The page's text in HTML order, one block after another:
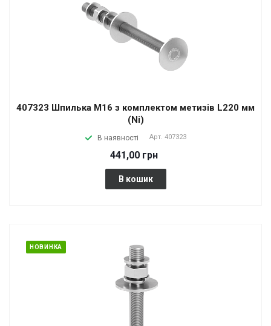
407323 Шпилька М16 з комплектом метизів L220 мм
(Ni)
В наявності Арт. 407323
441,00 грн
В кошик
НОВИНКА